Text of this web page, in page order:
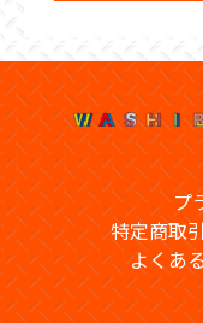
プ
特定商取
よくあ